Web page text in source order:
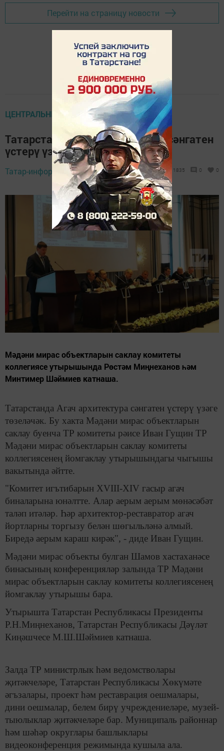
Перейти на страницу новости
ЦЕНТРАЛЬНЫЕ НОВОСТИ
Татарстанда Агач архитектура сәнгатен
үстерү үзәге төзеләчәк
Татар-информ, 14 гыйнвар 2019 - 16:21 1835 0 0
Мәдәни мирас объектларын саклау комитеты
коллегиясе утырышында Рөстәм Миңнеханов һәм
Минтимер Шәймиев катнаша.
Татарстанда Агач архитектура сәнгатен үстерү үзәге
төзеләчәк. Бу хакта Мәдәни мирас объектларын
саклау буенча ТР комитеты рәисе Иван Гущин ТР
Мәдәни мирас объектларын саклау комитеты
коллегиясенең йомгаклау утырышындагы чыгышы
вакытында әйтте.
"Комитет игътибарын XVIII-XIV гасыр агач
биналарына юнәлтте. Алар аерым аерым мөнәсәбәт
таләп итәләр. Һәр архитектор-реставратор агач
йортларны торгызу белән шөгыльләнә алмый.
Биредә аерым караш кирәк", - диде Иван Гущин.
Мәдәни мирас объекты булган Шамов хастаханәсе
бинасының конференцияләр залында ТР Мәдәни
мирас объектларын саклау комитеты коллегиясенең
йомгаклау утырышы бара.
Утырышта Татарстан Республикасы Президенты
Р.Н.Миңнеханов, Татарстан Республикасы Дәүләт
Киңәшчесе М.Ш.Шәймиев катнаша.
Залда ТР министрлык һәм ведомстволары
җитәкчеләре, Татарстан Республикасы Хөкүмәте
әгъзалары, проект һәм реставрация оешмалары,
дини оешмалар, белем бирү учреждениеләре, музей-
тыюлыклар җитәкчеләре бар. Муниципаль районнар
һәм шәһәр округлары башлыклары
видеоконференция режимында кушыла ала.